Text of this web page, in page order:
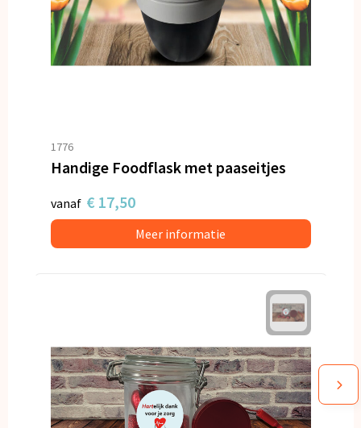
1776
Handige Foodflask met paaseitjes
vanaf € 17,50
Meer informatie